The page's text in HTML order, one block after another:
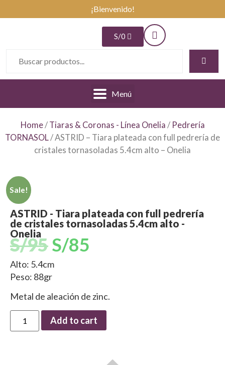
¡Bienvenido!
S/0
Menú
Home/ Tiaras & Coronas - Línea Onelia / Pedrería
TORNASOL/ ASTRID – Tiara plateada con full pedrería de
cristales tornasoladas 5.4cm alto – Onelia
Sale!
ASTRID - Tiara plateada con full pedrería
de cristales tornasoladas 5.4cm alto -
Onelia
S/95S/85
Alto: 5.4cm
Peso: 88gr
Metal de aleación de zinc.
Add to cart